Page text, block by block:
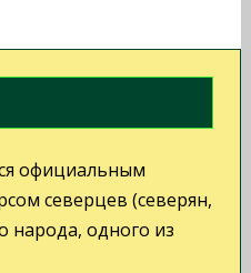
официальным
северцев (северян,
народа, одного из